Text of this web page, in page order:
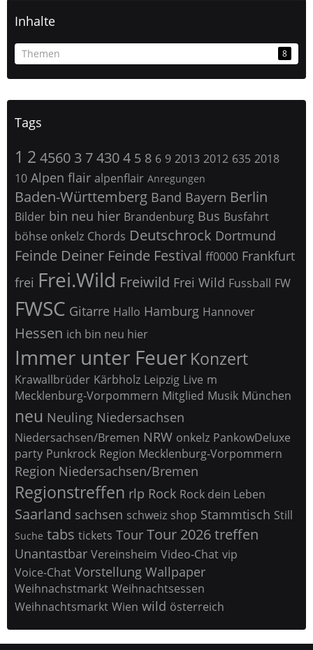
Inhalte
Themen 8
Tags
1 2 4560 3 74304 5 8 6 9 2013 2012 635 2018
10 Alpen flair alpenflair Anregungen
Baden-Württemberg Band Bayern Berlin
Bilder bin neu hier Brandenburg Bus Busfahrt
böhse onkelz Chords Deutschrock Dortmund
Feinde Deiner Feinde Festival ff0000 Frankfurt
frei Frei.Wild Freiwild Frei Wild Fussball FW
FWSC Gitarre Hallo Hamburg Hannover
Hessen ich bin neu hier
Immer unter Feuer Konzert
Krawallbrüder Kärbholz Leipzig Live m
Mecklenburg-Vorpommern Mitglied Musik München
neu Neuling Niedersachsen
Niedersachsen/Bremen NRW onkelz PankowDeluxe
party Punkrock Region Mecklenburg-Vorpommern
Region Niedersachsen/Bremen
Regionstreffen rlp Rock Rock dein Leben
Saarland sachsen schweiz shop Stammtisch Still
Suche tabs tickets Tour Tour 2026treffen
Unantastbar Vereinsheim Video-Chat vip
Voice-Chat Vorstellung Wallpaper
Weihnachstmarkt Weihnachtsessen
Weihnachtsmarkt Wien wild österreich